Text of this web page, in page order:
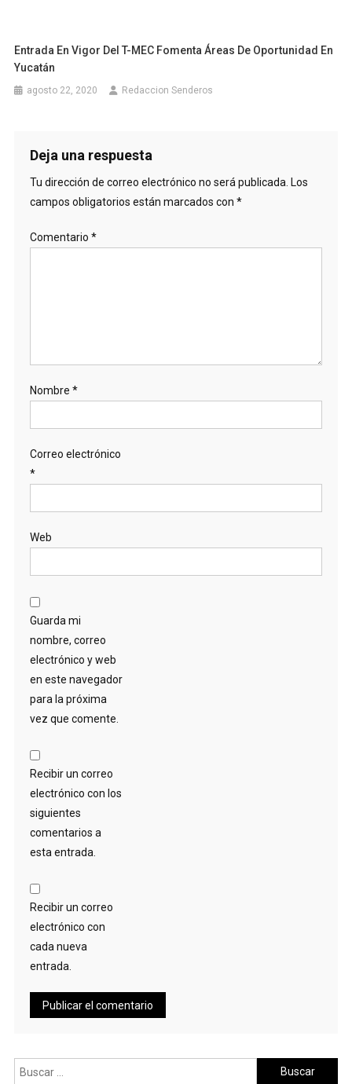
Entrada En Vigor Del T-MEC Fomenta Áreas De Oportunidad En
Yucatán
agosto 22, 2020 Redaccion Senderos
Deja una respuesta
Tu dirección de correo electrónico no será publicada. Los
campos obligatorios están marcados con *
Comentario *
Nombre *
Correo electrónico
*
Web
Guarda mi
nombre, correo
electrónico y web
en este navegador
para la próxima
vez que comente.
Recibir un correo
electrónico con los
siguientes
comentarios a
esta entrada.
Recibir un correo
electrónico con
cada nueva
entrada.
Buscar: